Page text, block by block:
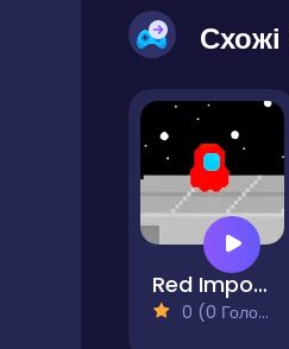
Схожі
Red Impostor Guys
0 (0 Голосів)